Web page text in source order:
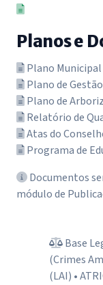
Planos e
Plano
Plano de
Plano de
Relatório de
Atas do
Programa de
Documentos
módulo de
Base
(Crimes
(LAI) •